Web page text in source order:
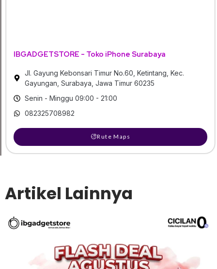
IBGADGETSTORE - Toko iPhone Surabaya
Jl. Gayung Kebonsari Timur No.60, Ketintang, Kec.
Gayungan, Surabaya, Jawa Timur 60235
Senin - Minggu 09:00 - 21:00
082325708982
Rute Maps
Artikel Lainnya